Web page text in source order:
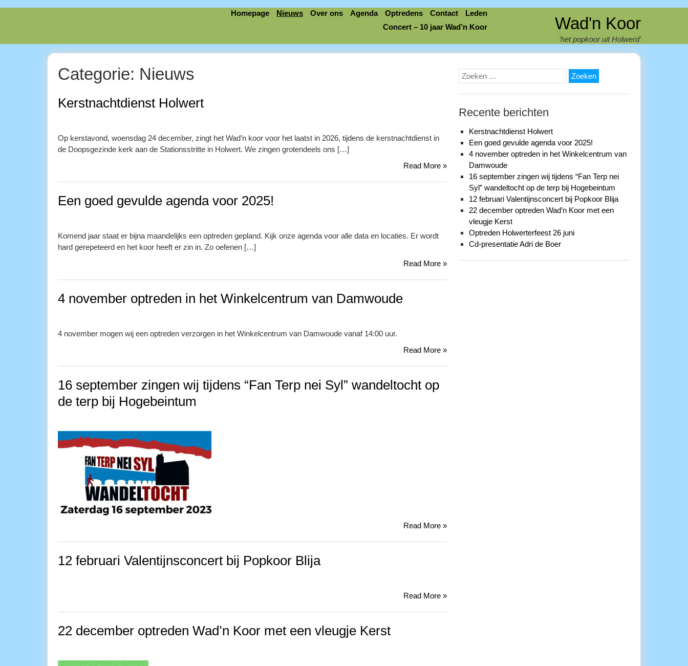
Wad'n Koor
'het popkoor uit Holwerd'
Homepage Nieuws Over ons Agenda Optredens Contact
Leden
Concert – 10 jaar Wad’n Koor
Categorie: Nieuws
Kerstnachtdienst Holwert
Op kerstavond, woensdag 24 december, zingt het Wad’n koor voor het laatst in 2026, tijdens de kerstnachtdienst in
de Doopsgezinde kerk aan de Stationsstritte in Holwert. We zingen grotendeels ons […]
Read More »
Een goed gevulde agenda voor 2025!
Komend jaar staat er bijna maandelijks een optreden gepland. Kijk onze agenda voor alle data en locaties. Er wordt
hard gerepeteerd en het koor heeft er zin in. Zo oefenen […]
Read More »
4 november optreden in het Winkelcentrum van Damwoude
4 november mogen wij een optreden verzorgen in het Winkelcentrum van Damwoude vanaf 14:00 uur.
Read More »
16 september zingen wij tijdens “Fan Terp nei Syl” wandeltocht op
de terp bij Hogebeintum
Read More »
12 februari Valentijnsconcert bij Popkoor Blija
Read More »
22 december optreden Wad’n Koor met een vleugje Kerst
Zoeken
naar:
Recente berichten
Kerstnachtdienst Holwert
Een goed gevulde agenda voor 2025!
4 november optreden in het Winkelcentrum van
Damwoude
16 september zingen wij tijdens “Fan Terp nei
Syl” wandeltocht op de terp bij Hogebeintum
12 februari Valentijnsconcert bij Popkoor Blija
22 december optreden Wad’n Koor met een
vleugje Kerst
Optreden Holwerterfeest 26 juni
Cd-presentatie Adri de Boer